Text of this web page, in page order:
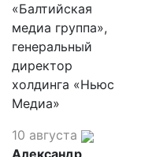
«Балтийская
медиа группа»,
генеральный
директор
холдинга «Ньюс
Медиа»
10 августа
Александр